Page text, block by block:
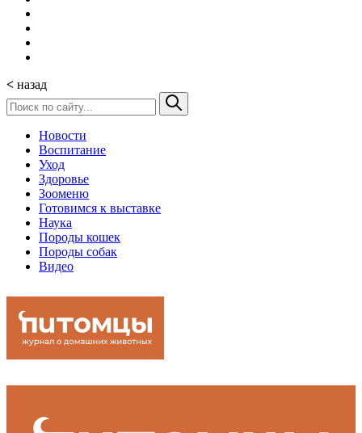
< назад
Новости
Воспитание
Уход
Здоровье
Зооменю
Готовимся к выставке
Наука
Породы кошек
Породы собак
Видео